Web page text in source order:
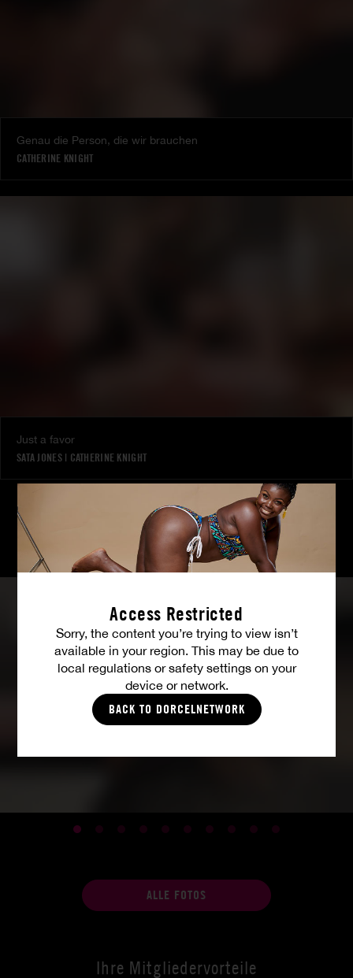
Access Restricted
Sorry, the content you’re trying to view isn’t
available in your region. This may be due to
local regulations or safety settings on your
device or network.
BACK TO DORCELNETWORK
Genau die Person, die wir brauchen
CATHERINE KNIGHT
Just a favor
SATA JONES| CATHERINE KNIGHT
FOTOS
ALLE FOTOS
Ihre Mitgliedervorteile